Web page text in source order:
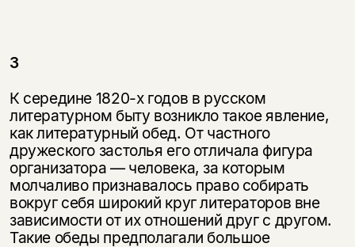
3
К середине 1820-х годов в русском
литературном быту возникло такое явление,
как литературный обед. От частного
дружеского застолья его отличала фигура
организатора — человека, за которым
молчаливо признавалось право собирать
вокруг себя широкий круг литераторов вне
зависимости от их отношений друг с другом.
Такие обеды предполагали большое